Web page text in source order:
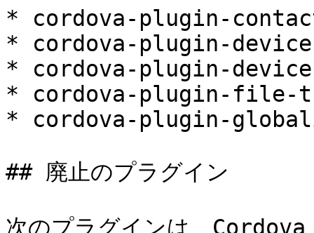
* cordova-plugin-
* cordova-plugin-
* cordova-plugin-
* cordova-plugin-file-
* cordova-plugin-
## 廃止のプラグイン
次のプラグインは、